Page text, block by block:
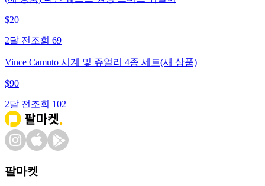
$20
2달 전 조회 69
Vince Camuto 시계 및 쥬얼리 4종 세트(새 상품)
$90
2달 전 조회 102
팔마켓